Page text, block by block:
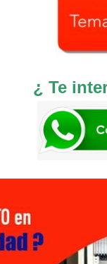
¿ Te